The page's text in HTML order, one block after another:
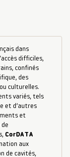
dans
difficiles,
confinés
des
culturelles.
variés, tels
et d’autres
et
de
CorDATA
aux
de cavités,